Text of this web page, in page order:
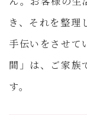
き、それを整理
手伝いをさせて
間」は、ご家族
す。